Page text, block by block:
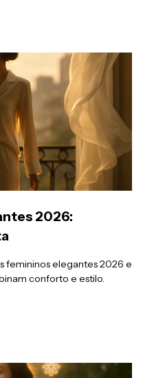
2026:
femininos elegantes 2026 e
conforto e estilo.